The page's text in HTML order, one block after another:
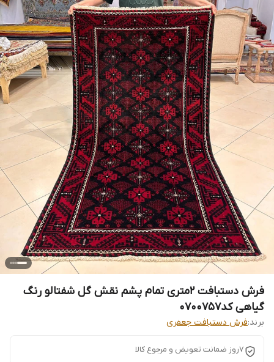
فرش دستبافت 2متری تمام پشم نقش گل شفتالو رنگ
گیاهی کد0700757
برند:فرش دستبافت جعفری
7روز ضمانت تعویض و مرجوع کالا